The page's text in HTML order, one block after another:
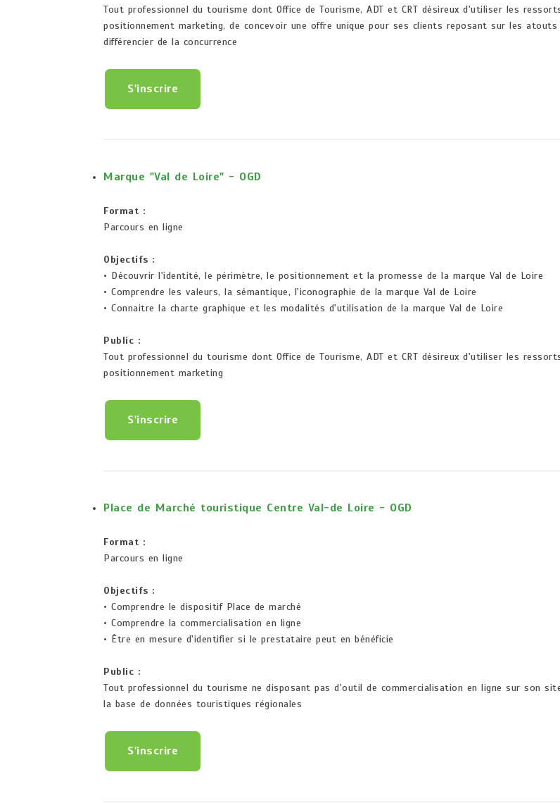
Tout professionnel du tourisme dont Office de Tourisme, ADT et CRT désireux d'utiliser les
positionnement marketing, de concevoir une offre unique pour ses clients reposant sur les
différencier de la concurrence
S'inscrire
Marque "Val de Loire" - OGD
Format :
Parcours en ligne
Objectifs :
• Découvrir l'identité, le périmètre, le positionnement et la promesse de la marque Val de Loire
• Comprendre les valeurs, la sémantique, l'iconographie de la marque Val de Loire
• Connaitre la charte graphique et les modalités d'utilisation de la marque Val de Loire
Public :
Tout professionnel du tourisme dont Office de Tourisme, ADT et CRT désireux d'utiliser les
positionnement marketing
S'inscrire
Place de Marché touristique Centre Val-de Loire - OGD
Format :
Parcours en ligne
Objectifs :
• Comprendre le dispositif Place de marché
• Comprendre la commercialisation en ligne
• Être en mesure d'identifier si le prestataire peut en bénéficie
Public :
Tout professionnel du tourisme ne disposant pas d'outil de commercialisation en ligne sur son
la base de données touristiques régionales
S'inscrire